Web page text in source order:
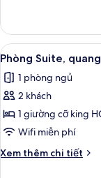
quang
cảnh
biển
(B2C-
CA)
Phòng
đôi,
phòng
thông
nhau,
quang
biển
(B2C-
Xem
tất
cả
ảnh
Phòng
Suite,
quang
cảnh
3
Phòng Suite,
1 phòng ngủ
2 khách
1 giường cỡ king
Wifi miễn phí
Xem thêm chi tiết
Chi